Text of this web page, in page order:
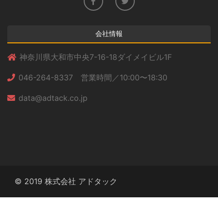
会社情報
神奈川県大和市中央7-16-18ダイメイビル1F
046-264-8337 営業時間／10:00〜18:30
data@adtack.co.jp
© 2019 株式会社 アドタック